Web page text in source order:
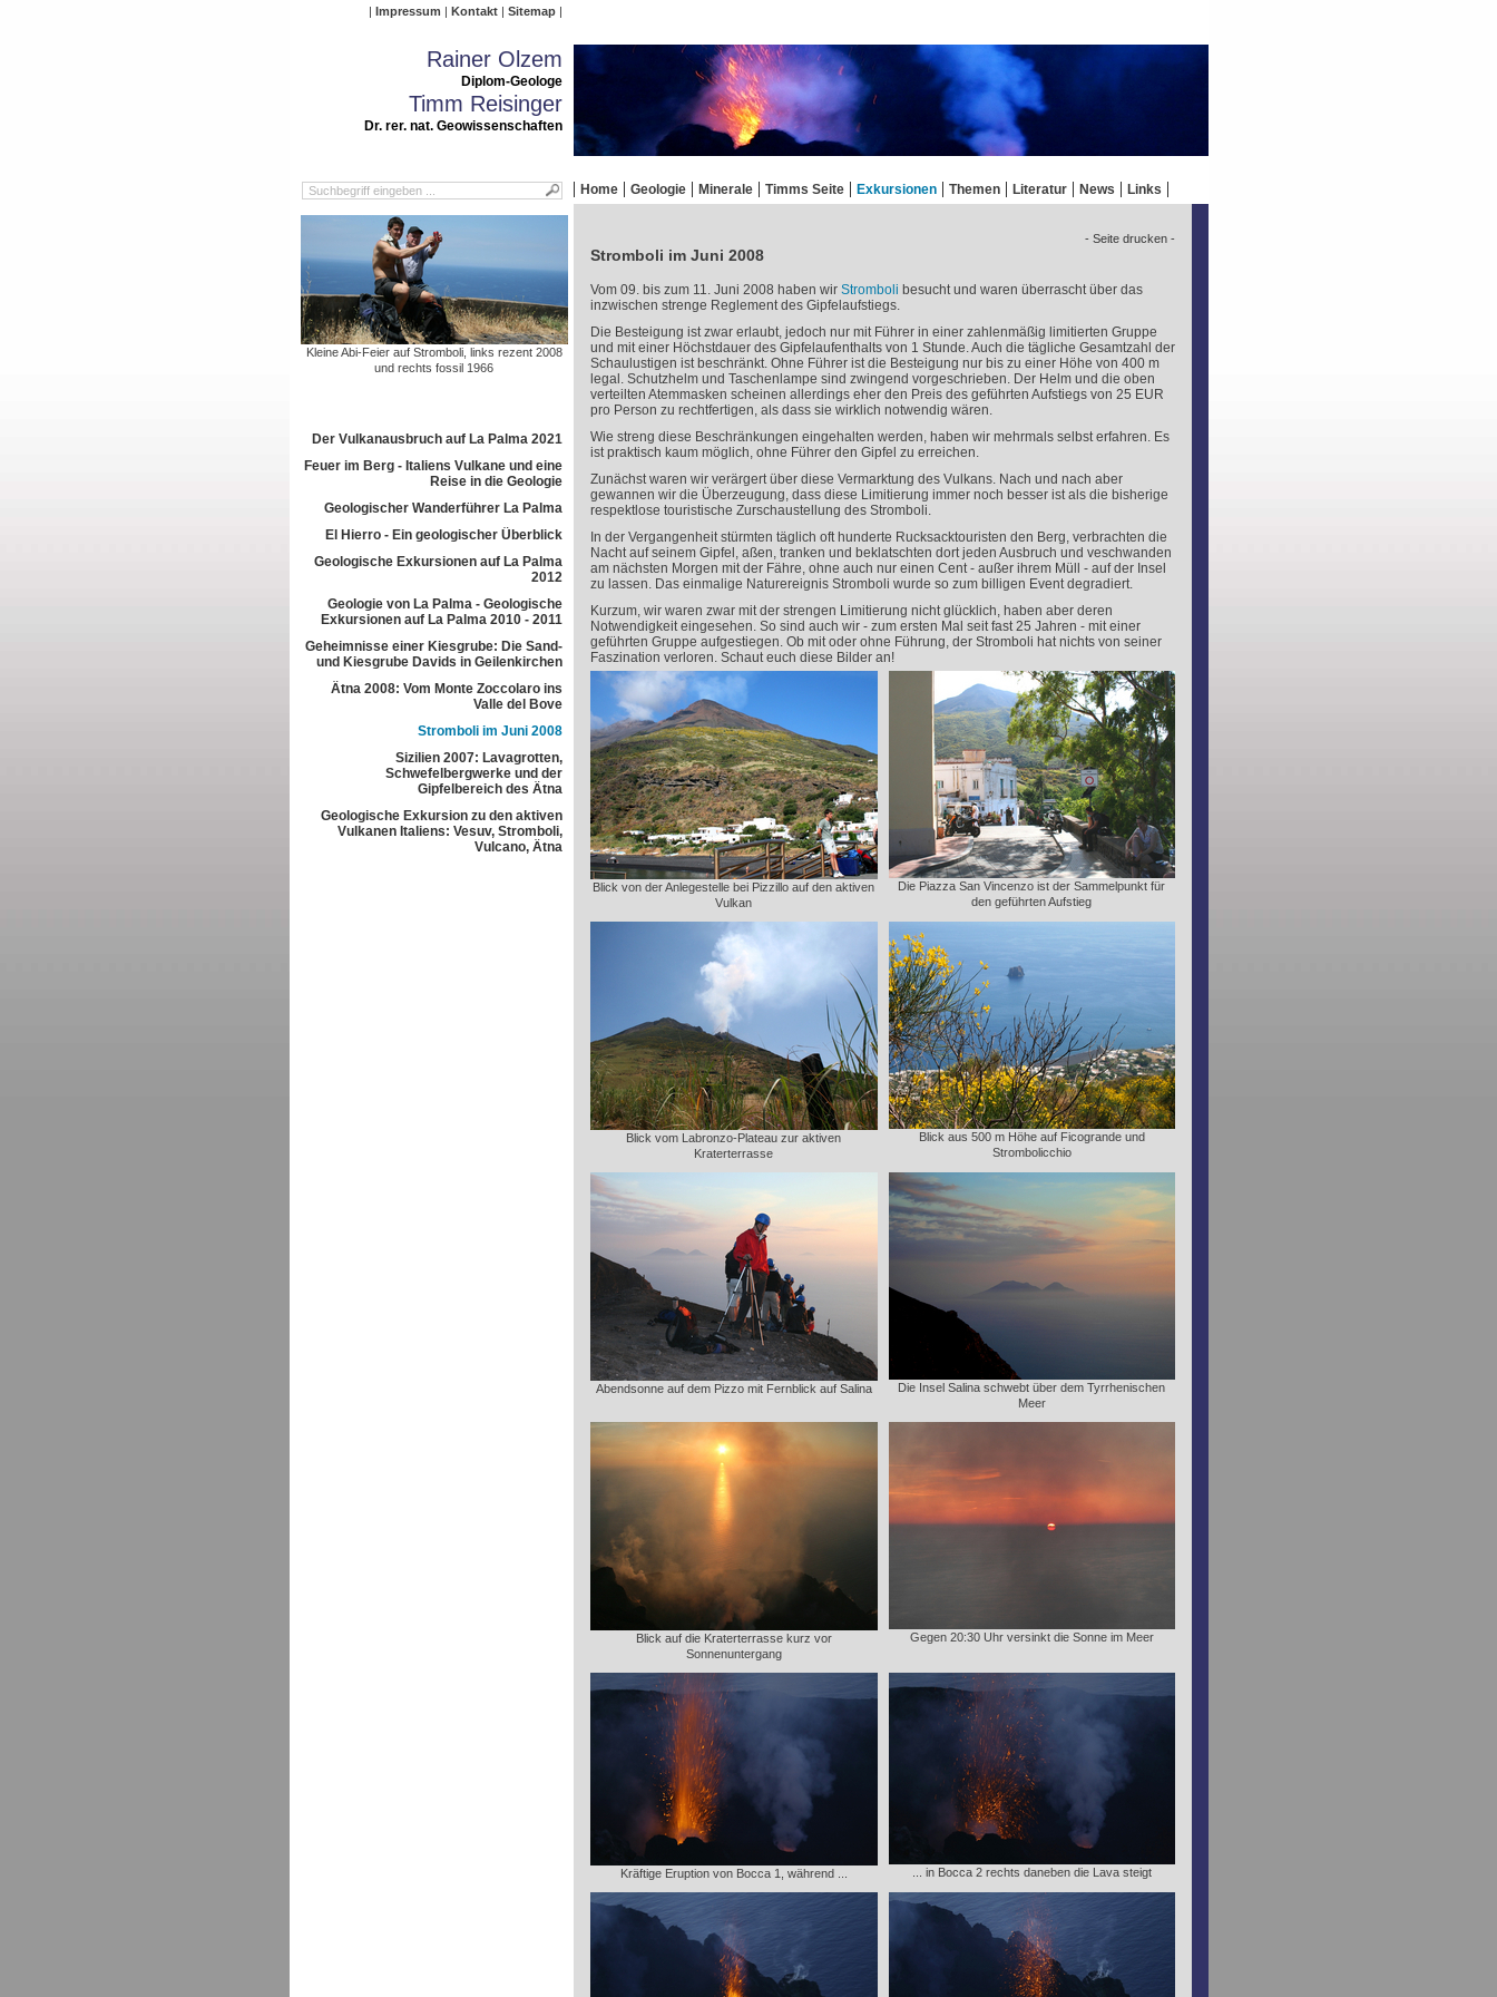
Impressum Kontakt Sitemap
Rainer Olzem
Diplom-Geologe
Timm Reisinger
Dr. rer. nat. Geowissenschaften
Home Geologie Minerale Timms Seite Exkursionen Themen Literatur News Links
Kleine Abi-Feier auf Stromboli, links rezent 2008
und rechts fossil 1966
Der Vulkanausbruch auf La Palma 2021
Feuer im Berg - Italiens Vulkane und eine
Reise in die Geologie
Geologischer Wanderführer La Palma
El Hierro - Ein geologischer Überblick
Geologische Exkursionen auf La Palma
2012
Geologie von La Palma - Geologische
Exkursionen auf La Palma 2010 - 2011
Geheimnisse einer Kiesgrube: Die Sand-
und Kiesgrube Davids in Geilenkirchen
Ätna 2008: Vom Monte Zoccolaro ins
Valle del Bove
Stromboli im Juni 2008
Sizilien 2007: Lavagrotten,
Schwefelbergwerke und der
Gipfelbereich des Ätna
Geologische Exkursion zu den aktiven
Vulkanen Italiens: Vesuv, Stromboli,
Vulcano, Ätna
- Seite drucken -
Stromboli im Juni 2008
Vom 09. bis zum 11. Juni 2008 haben wir Stromboli besucht und waren überrascht über das
inzwischen strenge Reglement des Gipfelaufstiegs.
Die Besteigung ist zwar erlaubt, jedoch nur mit Führer in einer zahlenmäßig limitierten Gruppe
und mit einer Höchstdauer des Gipfelaufenthalts von 1 Stunde. Auch die tägliche Gesamtzahl der
Schaulustigen ist beschränkt. Ohne Führer ist die Besteigung nur bis zu einer Höhe von 400 m
legal. Schutzhelm und Taschenlampe sind zwingend vorgeschrieben. Der Helm und die oben
verteilten Atemmasken scheinen allerdings eher den Preis des geführten Aufstiegs von 25 EUR
pro Person zu rechtfertigen, als dass sie wirklich notwendig wären.
Wie streng diese Beschränkungen eingehalten werden, haben wir mehrmals selbst erfahren. Es
ist praktisch kaum möglich, ohne Führer den Gipfel zu erreichen.
Zunächst waren wir verärgert über diese Vermarktung des Vulkans. Nach und nach aber
gewannen wir die Überzeugung, dass diese Limitierung immer noch besser ist als die bisherige
respektlose touristische Zurschaustellung des Stromboli.
In der Vergangenheit stürmten täglich oft hunderte Rucksacktouristen den Berg, verbrachten die
Nacht auf seinem Gipfel, aßen, tranken und beklatschten dort jeden Ausbruch und veschwanden
am nächsten Morgen mit der Fähre, ohne auch nur einen Cent - außer ihrem Müll - auf der Insel
zu lassen. Das einmalige Naturereignis Stromboli wurde so zum billigen Event degradiert.
Kurzum, wir waren zwar mit der strengen Limitierung nicht glücklich, haben aber deren
Notwendigkeit eingesehen. So sind auch wir - zum ersten Mal seit fast 25 Jahren - mit einer
geführten Gruppe aufgestiegen. Ob mit oder ohne Führung, der Stromboli hat nichts von seiner
Faszination verloren. Schaut euch diese Bilder an!
Blick von der Anlegestelle bei Pizzillo auf den aktiven
Vulkan
Die Piazza San Vincenzo ist der Sammelpunkt für
den geführten Aufstieg
Blick vom Labronzo-Plateau zur aktiven
Kraterterrasse
Blick aus 500 m Höhe auf Ficogrande und
Strombolicchio
Abendsonne auf dem Pizzo mit Fernblick auf Salina
Die Insel Salina schwebt über dem Tyrrhenischen
Meer
Blick auf die Kraterterrasse kurz vor
Sonnenuntergang
Gegen 20:30 Uhr versinkt die Sonne im Meer
Kräftige Eruption von Bocca 1, während ... ... in Bocca 2 rechts daneben die Lava steigt